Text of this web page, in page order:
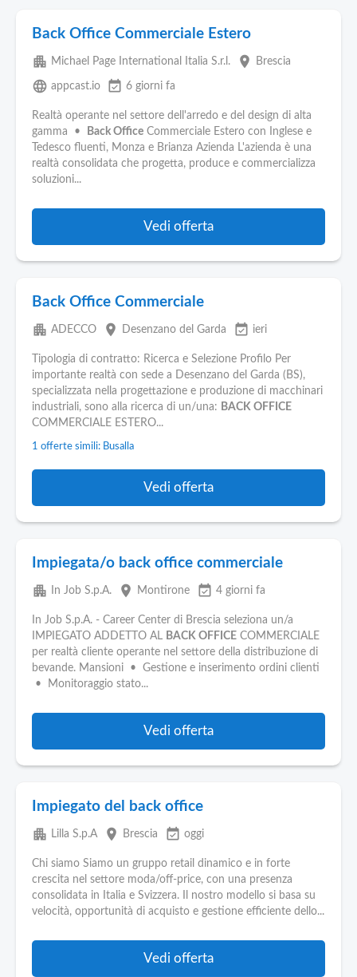
Back Office Commerciale Estero
apartment Michael Page International Italia S.r.l. place Brescia
language appcast.io event_available 6 giorni fa
Realtà operante nel settore dell'arredo e del design di alta
gamma •
Back Office Commerciale Estero con Inglese e
Tedesco fluenti, Monza e Brianza Azienda L'azienda è una
realtà consolidata che progetta, produce e commercializza
soluzioni...
Vedi offerta
Back Office Commerciale
apartment ADECCO place Desenzano del Garda event_available ieri
Tipologia di contratto: Ricerca e Selezione Profilo Per
importante realtà con sede a Desenzano del Garda (BS),
specializzata nella progettazione e produzione di macchinari
industriali, sono alla ricerca di un/una: BACK OFFICE
COMMERCIALE ESTERO...
1 offerte simili: Busalla
Vedi offerta
Impiegata/o back office commerciale
apartment In Job S.p.A. place Montirone event_available 4 giorni fa
In Job S.p.A. - Career Center di Brescia seleziona un/a
IMPIEGATO ADDETTO AL BACK OFFICE COMMERCIALE
per realtà cliente operante nel settore della distribuzione di
bevande. Mansioni • Gestione e inserimento ordini clienti
• Monitoraggio stato...
Vedi offerta
Impiegato del back office
apartment Lilla S.p.A place Brescia event_available oggi
Chi siamo Siamo un gruppo retail dinamico e in forte
crescita nel settore moda/off-price, con una presenza
consolidata in Italia e Svizzera. Il nostro modello si basa su
velocità, opportunità di acquisto e gestione efficiente dello...
Vedi offerta